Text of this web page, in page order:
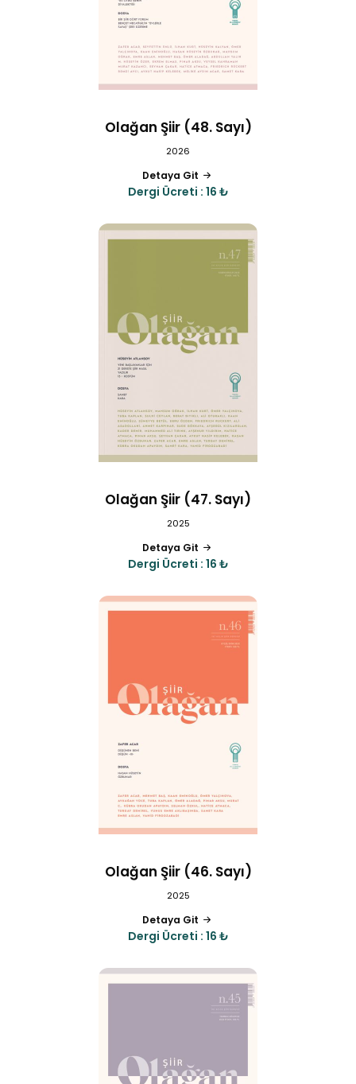
Olağan Şiir (48. Sayı)
2026
Detaya Git
Dergi Ücreti : 16 ₺
Olağan Şiir (47. Sayı)
2025
Detaya Git
Dergi Ücreti : 16 ₺
Olağan Şiir (46. Sayı)
2025
Detaya Git
Dergi Ücreti : 16 ₺